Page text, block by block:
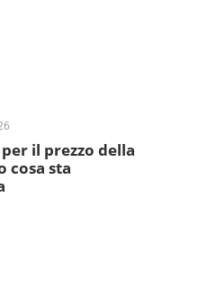
il prezzo della
cosa sta